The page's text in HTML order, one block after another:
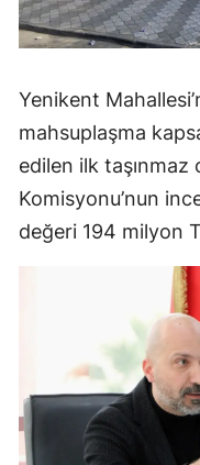
Yenikent
mahsuplaşma
edilen ilk taşınmaz
Komisyonu’nun
değeri 194 milyon